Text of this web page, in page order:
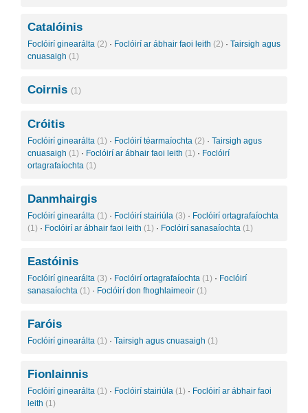
Catalóinis
Foclóirí ginearálta (2) · Foclóirí ar ábhair faoi leith (2) · Tairsigh agus
cnuasaigh (1)
Coirnis (1)
Cróitis
Foclóirí ginearálta (1) · Foclóirí téarmaíochta (2) · Tairsigh agus
cnuasaigh (1) · Foclóirí ar ábhair faoi leith (1) · Foclóirí
ortagrafaíochta (1)
Danmhairgis
Foclóirí ginearálta (1) · Foclóirí stairiúla (3) · Foclóirí ortagrafaíochta
(1) · Foclóirí ar ábhair faoi leith (1) · Foclóirí sanasaíochta (1)
Eastóinis
Foclóirí ginearálta (3) · Foclóirí ortagrafaíochta (1) · Foclóirí
sanasaíochta (1) · Foclóirí don fhoghlaimeoir (1)
Faróis
Foclóirí ginearálta (1) · Tairsigh agus cnuasaigh (1)
Fionlainnis
Foclóirí ginearálta (1) · Foclóirí stairiúla (1) · Foclóirí ar ábhair faoi
leith (1)